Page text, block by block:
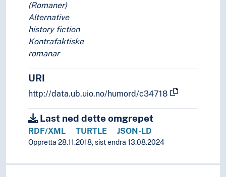
(Romaner)
Alternative
history fiction
Kontrafaktiske
romanar
URI
http://data.ub.uio.no/humord/c34718
Last ned dette omgrepet
RDF/XML TURTLE JSON-LD
Oppretta 28.11.2018, sist endra 13.08.2024